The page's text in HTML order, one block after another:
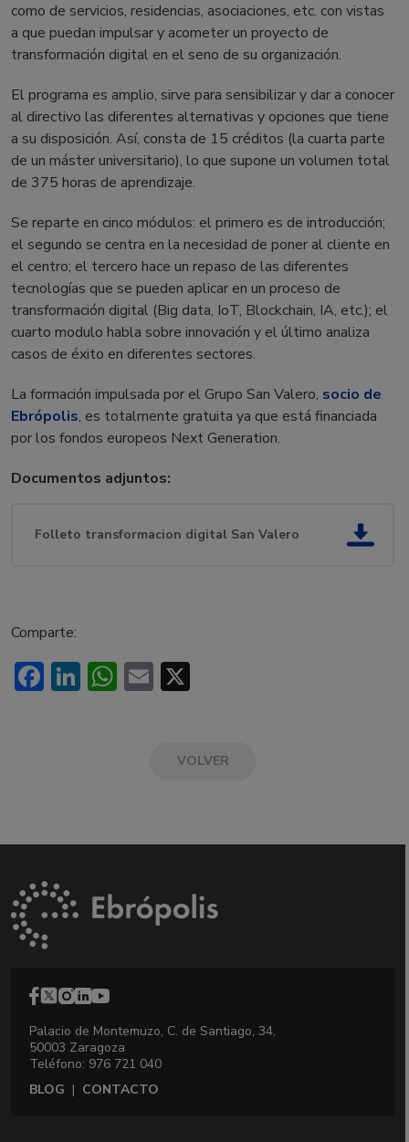
como de servicios, residencias, asociaciones, etc. con vistas
a que puedan impulsar y acometer un proyecto de
transformación digital en el seno de su organización.
El programa es amplio, sirve para sensibilizar y dar a conocer
al directivo las diferentes alternativas y opciones que tiene
a su disposición. Así, consta de 15 créditos (la cuarta parte
de un máster universitario), lo que supone un volumen total
de 375 horas de aprendizaje.
Se reparte en cinco módulos: el primero es de introducción;
el segundo se centra en la necesidad de poner al cliente en
el centro; el tercero hace un repaso de las diferentes
tecnologías que se pueden aplicar en un proceso de
transformación digital (Big data, IoT, Blockchain, IA, etc.); el
cuarto modulo habla sobre innovación y el último analiza
casos de éxito en diferentes sectores.
La formación impulsada por el Grupo San Valero, socio de
Ebrópolis, es totalmente gratuita ya que está financiada
por los fondos europeos Next Generation.
Documentos adjuntos:
Folleto transformacion digital San Valero
Comparte:
Facebook
LinkedIn
WhatsApp
Email
VOLVER
Palacio de Montemuzo, C. de Santiago, 34,
50003 Zaragoza
Teléfono: 976 721 040
BLOG | CONTACTO